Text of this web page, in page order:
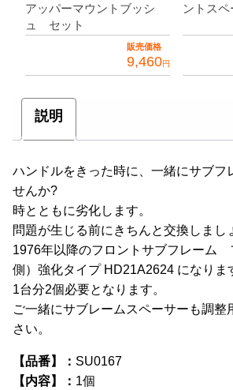
アッパーマウントブッシ
ュ セット
販売価格
9,460円
ントスペ
説明
ハンドルをきった時に、一緒にサブフ
せんか?
時とともに劣化します。
問題が生じる前にきちんと交換しまし
1976年以降のフロントサブフレーム
側）強化タイプ HD21A2624 になりま
1台分2個必要となります。
ご一緒にサブレームスペーサーも調整
さい。
【品番】： SU0167
【内容】： 1個